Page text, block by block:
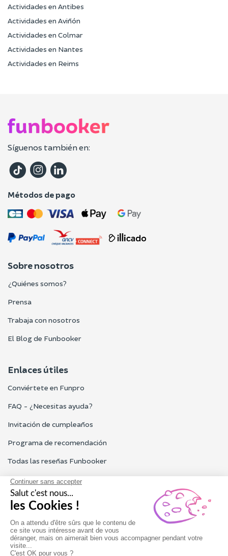
Actividades en Antibes
Actividades en Aviñón
Actividades en Colmar
Actividades en Nantes
Actividades en Reims
Síguenos también en:
Métodos de pago
Sobre nosotros
¿Quiénes somos?
Prensa
Trabaja con nosotros
El Blog de Funbooker
Enlaces útiles
Conviértete en Funpro
FAQ - ¿Necesitas ayuda?
Invitación de cumpleaños
Programa de recomendación
Todas las reseñas Funbooker
Contacta con nosotros
Nuestro servicio al cliente está abierto de lunes a viernes de 9h
a 18h
Contacta con nosotros